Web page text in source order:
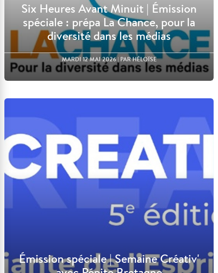
Six Heures Avant Minuit | Émission
spéciale : prépa La Chance, pour la
diversité dans les médias
MARDI 12 MAI 2026| PAR HÉLOÏSE
Lire l'article
Émission spéciale | Semaine Créativ'